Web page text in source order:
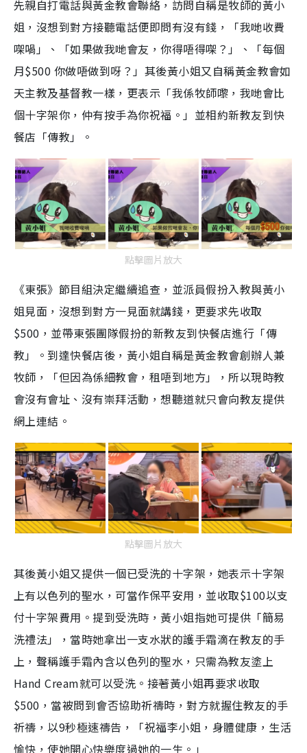
先親自打電話與黃金教會聯絡，訪問自稱是牧師的黃小
姐，沒想到對方接聽電話便即問有沒有錢，「我哋收費
㗎喎」、「如果做我哋會友，你得唔得㗎？」、「每個
月$500 你做唔做到呀？」其後黃小姐又自稱黃金教會如
天主教及基督教一樣，更表示「我係牧師嚟，我哋會比
個十字架你，仲有按手為你祝福。」並相約新教友到快
餐店「傳教」。
點擊圖片放大
《東張》節目組決定繼續追查，並派員假扮入教與黃小
姐見面，沒想到對方一見面就講錢，更要求先收取
$500，並帶東張團隊假扮的新教友到快餐店進行「傳
教」。到達快餐店後，黃小姐自稱是黃金教會創辦人兼
牧師，「但因為係細教會，租唔到地方」，所以現時教
會沒有會址、沒有崇拜活動，想聽道就只會向教友提供
網上連結。
點擊圖片放大
其後黃小姐又提供一個已受洗的十字架，她表示十字架
上有以色列的聖水，可當作保平安用，並收取$100以支
付十字架費用。提到受洗時，黃小姐指她可提供「簡易
洗禮法」，當時她拿出一支水狀的護手霜滴在教友的手
上，聲稱護手霜內含以色列的聖水，只需為教友塗上
Hand Cream就可以受洗。接著黃小姐再要求收取
$500，當被問到會否協助祈禱時，對方就握住教友的手
祈禱，以9秒極速禱告，「祝福李小姐，身體健康，生活
愉快，使她開心快樂度過她的一生。」